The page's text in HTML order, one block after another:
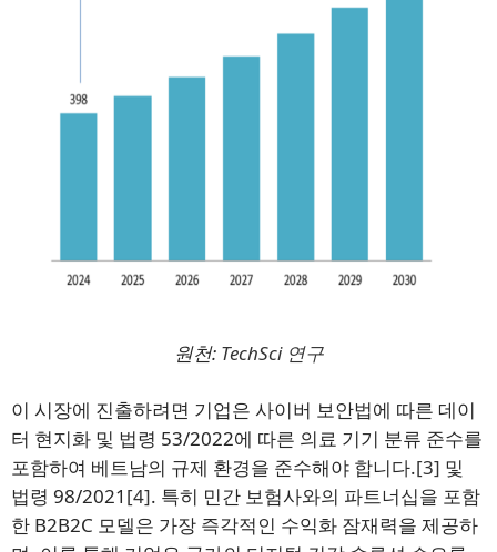
원천: TechSci 연구
이 시장에 진출하려면 기업은 사이버 보안법에 따른 데이
터 현지화 및 법령 53/2022에 따른 의료 기기 분류 준수를
포함하여 베트남의 규제 환경을 준수해야 합니다.[3] 및
법령 98/2021 [4]. 특히 민간 보험사와의 파트너십을 포함
한 B2B2C 모델은 가장 즉각적인 수익화 잠재력을 제공하